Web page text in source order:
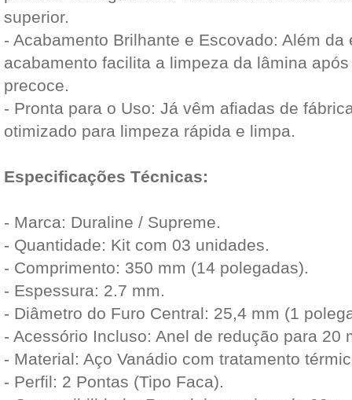
superior.
- Acabamento Brilhante e Escovado: Além
acabamento facilita a limpeza da lâmina
precoce.
- Pronta para o Uso: Já vêm afiadas de
otimizado para limpeza rápida e limpa.
Especificações Técnicas:
- Marca: Duraline / Supreme.
- Quantidade: Kit com 03 unidades.
- Comprimento: 350 mm (14 polegadas).
- Espessura: 2.7 mm.
- Diâmetro do Furo Central: 25,4 mm (1
- Acessório Incluso: Anel de redução para 20
- Material: Aço Vanádio com tratamento
- Perfil: 2 Pontas (Tipo Faca).